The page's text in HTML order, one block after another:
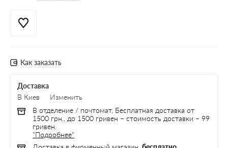
Как заказать
Доставка
В Киев
Изменить
В отделение / почтомат, Бесплатная доставка от
1500 грн., до 1500 гривен – стоимость доставки – 99
гривен.
"Подробнее"